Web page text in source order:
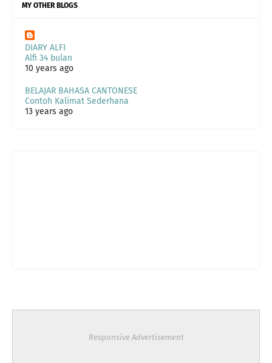
MY OTHER BLOGS
DIARY ALFI
Alfi 34 bulan
10 years ago
BELAJAR BAHASA CANTONESE
Contoh Kalimat Sederhana
13 years ago
Responsive Advertisement